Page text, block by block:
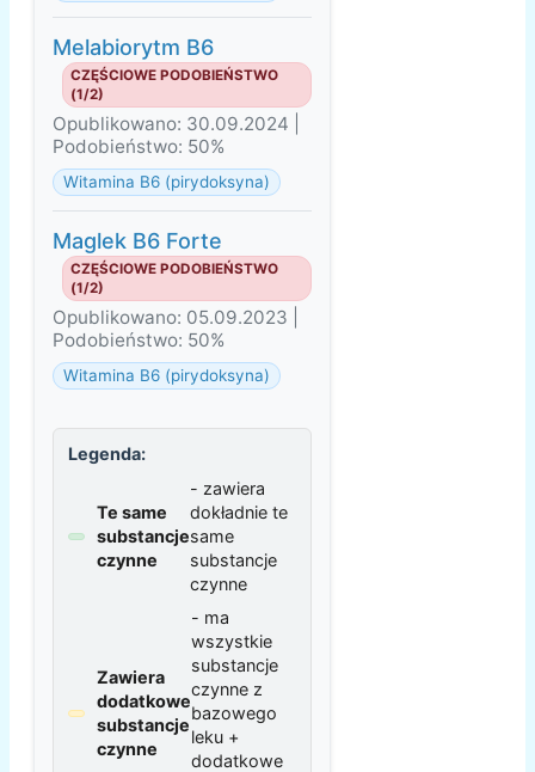
Melabiorytm B6
CZĘŚCIOWE PODOBIEŃSTWO
(1/2)
Opublikowano: 30.09.2024 |
Podobieństwo: 50%
Witamina B6 (pirydoksyna)
Maglek B6 Forte
CZĘŚCIOWE PODOBIEŃSTWO
(1/2)
Opublikowano: 05.09.2023 |
Podobieństwo: 50%
Witamina B6 (pirydoksyna)
Legenda:
Te same
substancje
czynne
- zawiera
dokładnie te
same
substancje
czynne
Zawiera
dodatkowe
substancje
czynne
- ma
wszystkie
substancje
czynne z
bazowego
leku +
dodatkowe